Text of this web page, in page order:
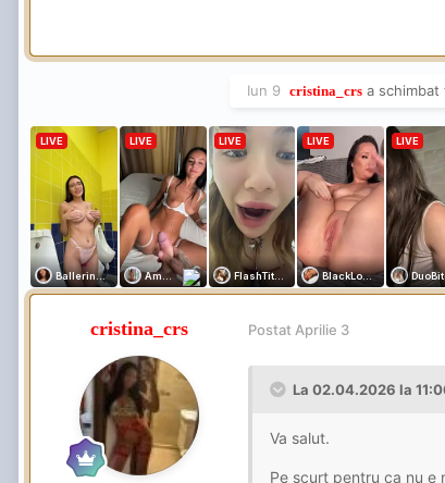
mitraliat-o și am
Igiena- nu pot nota ,nu
GFE - nu notez ,
pe buze.
Atitudinea însă o notez
prietenoasa.
Pe partea de servicii
În cazul meu , un fut
O zi buna va doresc !
Iun 9 cristina_crs a schimbat
cristina_crs Postat Aprilie 3
La 02.04.2026 la
Va salut.
Pe scurt pentru ca nu e